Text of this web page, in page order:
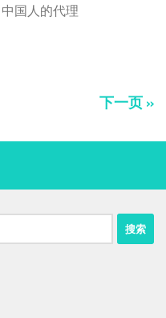
国人的代理
下一页 »